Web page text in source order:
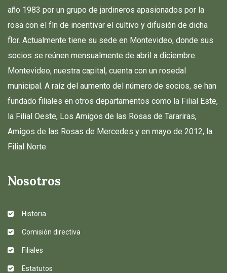
año 1983 por un grupo de jardineros apasionados por la
rosa con el fìn de incentivar el cultivo y difusión de dicha
flor. Actualmente tiene su sede en Montevideo, donde sus
socios se reúnen mensualmente de abril a diciembre.
Montevideo, nuestra capital, cuenta con un rosedal
municipal. A raíz del aumento del número de socios, se han
fundado filiales en otros departamentos como la Filial Este,
la Filial Oeste, Los Amigos de las Rosas de Tarariras,
Amigos de las Rosas de Mercedes y en mayo de 2012, la
Filial Norte.
Nosotros
Historia
Comisión directiva
Filiales
Estatutos